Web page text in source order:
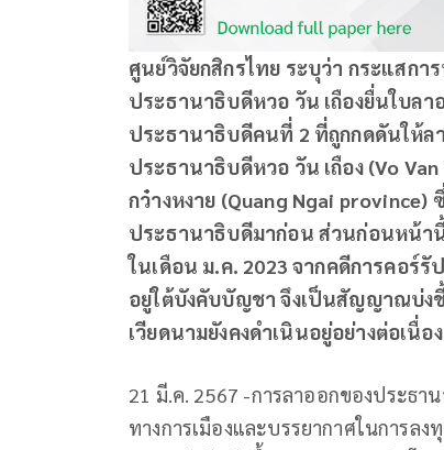
ศูนย์วิจัยกสิกรไทย ระบุว่า กระแสกา
ประธานาธิบดีหวอ วัน เถืองยื่นใบลา
ประธานาธิบดีคนที่ 2 ที่ถูกกดดันให้ล
ประธานาธิบดีหวอ วัน เถือง (Vo
กว๋างหงาย (Quang Ngai
ประธานาธิบดีมาก่อน ส่วนก่อนหน้า
ในเดือน ม.ค. 2023 จากคดีการคอร์
อยู่ใต้บังคับบัญชา จึงเป็นสัญญาณบ่ง
เวียดนามยังคงดำเนินอยู่อย่างต่อเนื่อง
21 มี.ค. 2567 -การลาออกของประธา
ทางการเมืองและบรรยากาศในการล